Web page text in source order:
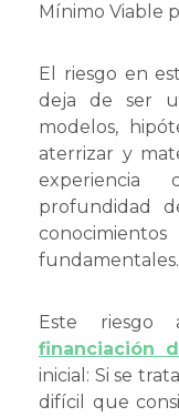
Mínimo Viable
El riesgo en
deja de ser
modelos,
aterrizar y
profundidad
fundamentales.
Este
financiación
inicial: Si se
difícil que